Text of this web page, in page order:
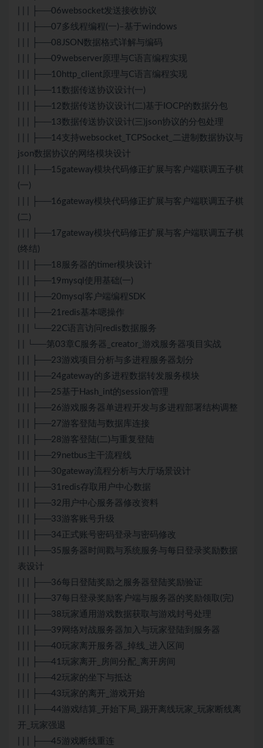
| | | ├──06websocket发送接收协议
| | | ├──07多线程编程(一)–基于windows
| | | ├──08JSON数据格式详解与编码
| | | ├──09webserver原理与C语言编程实现
| | | ├──10http_client原理与C语言编程实现
| | | ├──11数据传送协议设计(一)
| | | ├──12数据传送协议设计(二)基于IOCP的数据分包
| | | ├──13数据传送协议设计(三)json协议的分包处理
| | | ├──14支持websocket_TCPSocket_二进制数据协议与
json数据协议的网络模块设计
| | | ├──15gateway模块代码修正扩展与客户端联调五子棋
(一)
| | | ├──16gateway模块代码修正扩展与客户端联调五子棋
(二)
| | | ├──17gateway模块代码修正扩展与客户端联调五子棋
(终结)
| | | ├──18服务器的timer模块设计
| | | ├──19mysql使用基础(一)
| | | ├──20mysql客户端编程SDK
| | | ├──21redis基本嗯操作
| | | └──22C语言访问redis数据服务
| | └──第03章C服务器_creator_游戏服务器项目实战
| | | ├──23游戏项目分析与多进程服务器划分
| | | ├──24gateway的多进程数据转发服务模块
| | | ├──25基于Hash_int的session管理
| | | ├──26游戏服务器单进程开发与多进程部署结构调整
| | | ├──27游客登陆与数据库连接
| | | ├──28游客登陆(二)与重复登陆
| | | ├──29netbus主干流程线
| | | ├──30gateway流程分析与大厅场景设计
| | | ├──31redis存取用户中心数据
| | | ├──32用户中心服务器修改资料
| | | ├──33游客账号升级
| | | ├──34正式账号密码登录与密码修改
| | | ├──35服务器时间戳与系统服务与每日登录奖励数据
表设计
| | | ├──36每日登陆奖励之服务器登陆奖励验证
| | | ├──37每日登录奖励客户端与服务器的奖励领取(完)
| | | ├──38玩家通用游戏数据获取与游戏封号处理
| | | ├──39网络对战服务器加入与玩家登陆到服务器
| | | ├──40玩家离开服务器_掉线_进入区间
| | | ├──41玩家离开_房间分配_离开房间
| | | ├──42玩家的坐下与抵达
| | | ├──43玩家的离开_游戏开始
| | | ├──44游戏结算_开始下局_踢开离线玩家_玩家断线离
开_玩家强退
| | | ├──45游戏断线重连